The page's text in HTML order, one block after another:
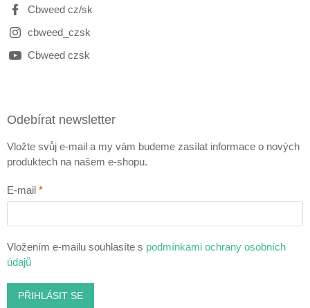
Cbweed cz/sk
cbweed_czsk
Cbweed czsk
Odebírat newsletter
Vložte svůj e-mail a my vám budeme zasílat informace o nových
produktech na našem e-shopu.
E-mail
Vložením e-mailu souhlasíte s podmínkami ochrany osobních
údajů
PŘIHLÁSIT SE